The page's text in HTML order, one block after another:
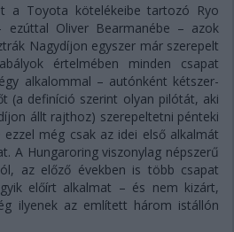
a Toyota kötelékeibe tartozó Ryo
ezúttal Oliver Bearmanébe – azok
Nagydíjon egyszer már szerepelt
értelmében minden csapat
alkalommal – autónként kétszer-
(a definíció szerint olyan pilótát, aki
állt rajthoz) szerepeltetni pénteki
ezzel még csak az idei első alkalmát
A Hungaroring viszonylag népszerű
az előző években is több csapat
előírt alkalmat – és nem kizárt,
ilyenek az említett három istállón